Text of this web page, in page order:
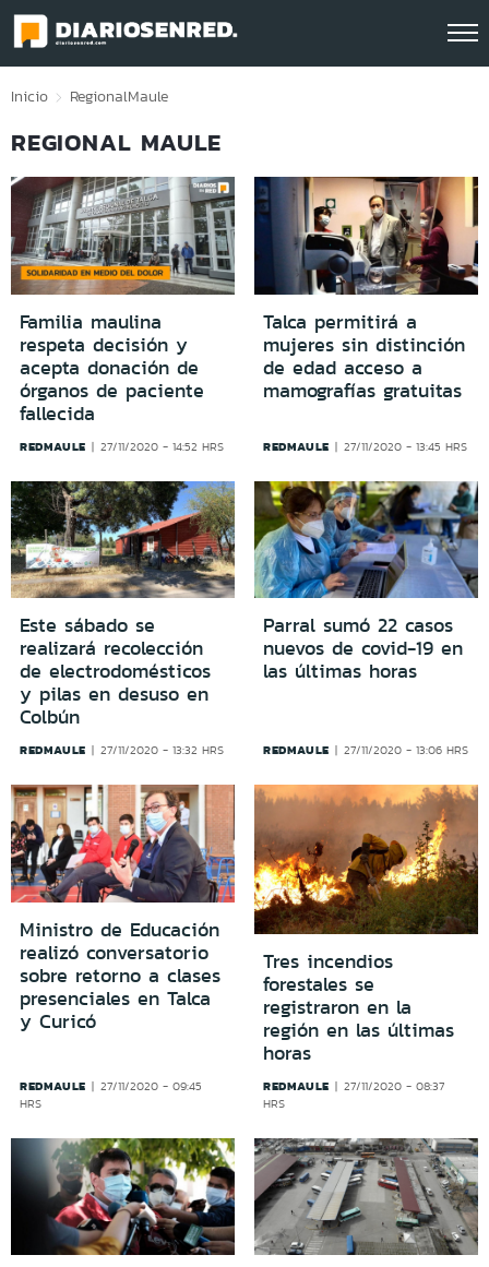
Click acá para ir directamente al contenido
Inicio RegionalMaule
REGIONAL MAULE
Familia maulina
respeta decisión y
acepta donación de
órganos de paciente
fallecida
REDMAULE 27/11/2020 - 14:52 HRS
Talca permitirá a
mujeres sin distinción
de edad acceso a
mamografías gratuitas
REDMAULE 27/11/2020 - 13:45 HRS
Este sábado se
realizará recolección
de electrodomésticos
y pilas en desuso en
Colbún
REDMAULE 27/11/2020 - 13:32 HRS
Parral sumó 22 casos
nuevos de covid-19 en
las últimas horas
REDMAULE 27/11/2020 - 13:06 HRS
Ministro de Educación
realizó conversatorio
sobre retorno a clases
presenciales en Talca
y Curicó
REDMAULE
27/11/2020 - 09:45
HRS
Tres incendios
forestales se
registraron en la
región en las últimas
horas
REDMAULE
27/11/2020 - 08:37
HRS